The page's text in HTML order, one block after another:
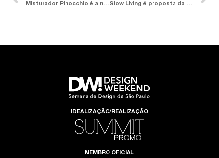
Misturador Pinocchio é a novidade de altíssimo padrão da JN Zaffiri Slow Living é proposta da arquiteta Gabriela Herde para Sierra Móveis
IDEALIZAÇÃO/REALIZAÇÃO
MEMBRO OFICIAL